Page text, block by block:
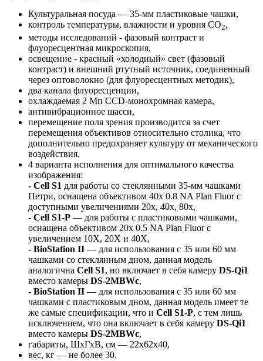
Культуральная посуда — 35-мм пластиковые чашки,
контроль температуры, влажности и уровня CO2,
методы исследований - фазовый контраст и
флуоресцентная микроскопия,
освещение - красный «холодный» свет (фазовый
контраст) и внешний ртутный источник, соединенный
через оптоволокно (для флуоресцентных методик),
два канала флуоресценции,
охлаждаемая 2 Мп CCD-монохромная камера,
антивибрационное шасси,
перемещение поля зрения производится за счет
перемещения объективов относительно столика, что
дополнительно предохраняет культуру от механического
воздействия,
4 варианта исполнения для оптимального качества
изображения:
- Cell S1 для работы со стеклянными 35-мм чашками
Петри, оснащена объективом 40х 0.8 NA Plan Fluor с
доступными увеличениями 20х, 40х, 80х,
- Cell S1-P — для работы с пластиковыми чашками,
оснащена объективом 20х 0.5 NA Plan Fluor с
увеличением 10X, 20X и 40X,
- BioStation II — для использования с 35 или 60 мм
чашками со стеклянным дном, данная модель
аналогична Cell S1, но включает в себя камеру DS-Qi1
вместо камеры DS-2MBWc,
- BioStation II — для использования с 35 или 60 мм
чашками с пластиковым дном, данная модель имеет те
же самые спецификации, что и Cell S1-P, с тем лишь
исключением, что она включает в себя камеру DS-Qi1
вместо камеры DS-2MBWc,
габариты, ШхГхВ, см — 22х62х40,
вес, кг — не более 30.